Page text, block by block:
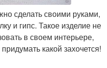
сделать своими руками,
и гипс. Такое изделие не
в своем интерьере,
какой захочется!